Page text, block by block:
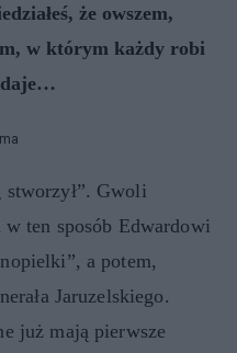
że owszem,
w którym każdy robi
Gwoli
w ten sposób Edwardowi
a potem,
Jaruzelskiego.
już mają pierwsze